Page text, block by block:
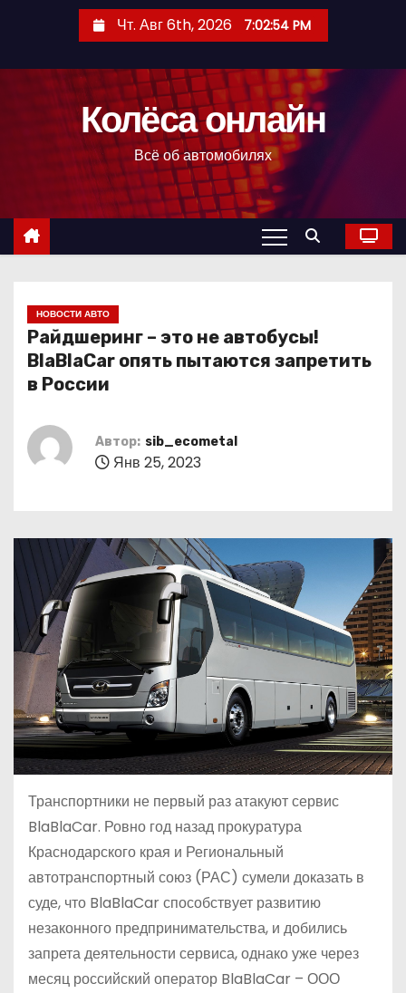
с
Чт. Авг 6th, 2026 7:02:55 PM
Колёса онлайн
Всё об автомобилях
НОВОСТИ АВТО
Райдшеринг – это не автобусы!
BlaBlaCar опять пытаются запретить
в России
Автор: sib_ecometal
Янв 25, 2023
Транспортники не первый раз атакуют сервис
BlaBlaCar. Ровно год назад прокуратура
Краснодарского края и Региональный
автотранспортный союз (РАС) сумели доказать в
суде, что BlaBlaCar способствует развитию
незаконного предпринимательства, и добились
запрета деятельности сервиса, однако уже через
месяц российский оператор BlaBlaCar – ООО